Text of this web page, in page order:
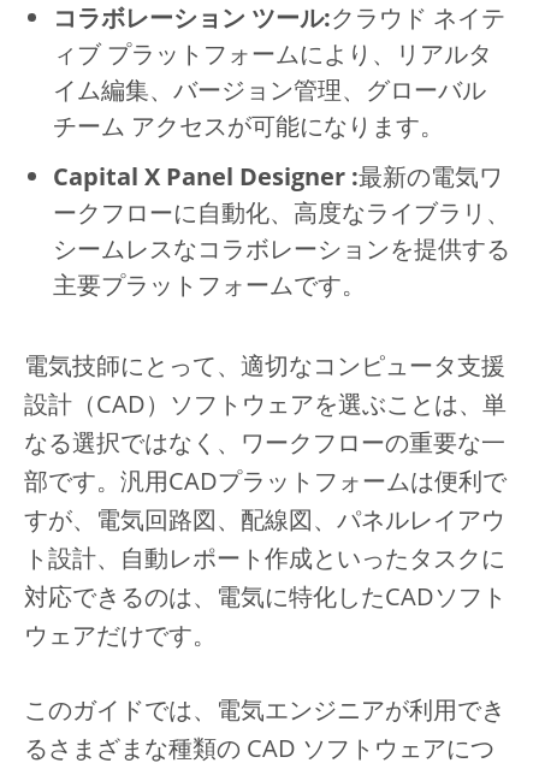
コラボレーション ツール:クラウド ネイテ
ィブ プラットフォームにより、リアルタ
イム編集、バージョン管理、グローバル
チーム アクセスが可能になります。
Capital X Panel Designer :最新の電気ワ
ークフローに自動化、高度なライブラリ、
シームレスなコラボレーションを提供する
主要プラットフォームです。
電気技師にとって、適切なコンピュータ支援
設計（CAD）ソフトウェアを選ぶことは、単
なる選択ではなく、ワークフローの重要な一
部です。汎用CADプラットフォームは便利で
すが、電気回路図、配線図、パネルレイアウ
ト設計、自動レポート作成といったタスクに
対応できるのは、電気に特化したCADソフト
ウェアだけです。
このガイドでは、電気エンジニアが利用でき
るさまざまな種類の CAD ソフトウェアにつ